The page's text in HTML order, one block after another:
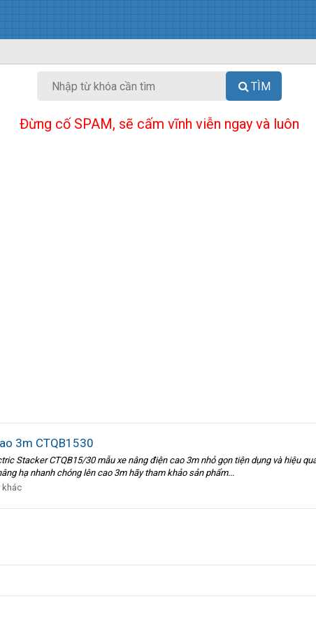
TÌM
Đừng cố SPAM, sẽ cấm vĩnh viễn ngay và luôn
3m CTQB1530
Stacker CTQB15/30 mẫu xe nâng điện cao 3m nhỏ gọn tiện dụng và hiệu
hạ nhanh chóng lên cao 3m hãy tham khảo sản phẩm...
khác